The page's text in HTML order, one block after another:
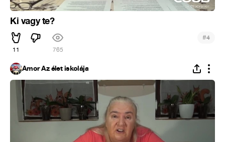
Ki vagy te?
11 765
#4
Ámor Az élet iskolája